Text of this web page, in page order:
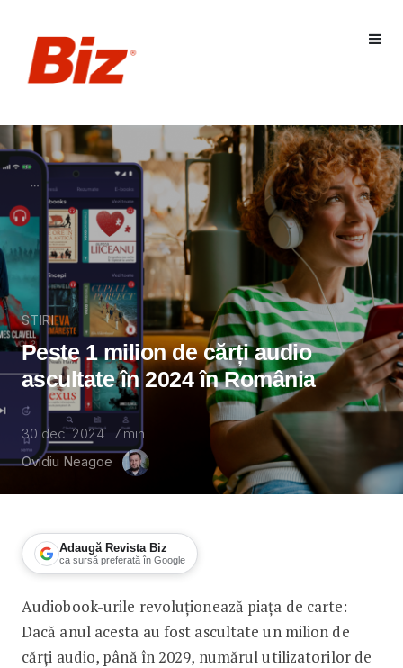
STIRI
Peste 1 milion de cărți audio
ascultate în 2024 în România
30 dec. 2024 7min
Ovidiu Neagoe
Adaugă Revista Biz
ca sursă preferată în Google
Peste 1 milion de cărți audio
Audiobook-urile revoluționează piața de carte:
Dacă anul acesta au fost ascultate un milion de
cărți audio, până în 2029, numărul utilizatorilor de